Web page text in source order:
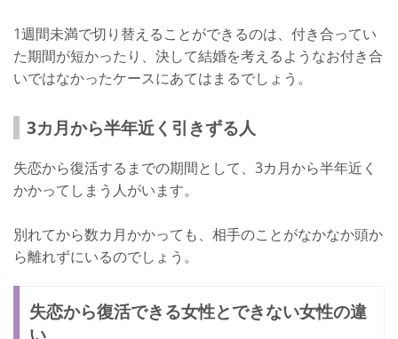
1週間未満で切り替えることができるのは、付き合ってい
た期間が短かったり、決して結婚を考えるようなお付き合
いではなかったケースにあてはまるでしょう。
3カ月から半年近く引きずる人
失恋から復活するまでの期間として、3カ月から半年近く
かかってしまう人がいます。
別れてから数カ月かかっても、相手のことがなかなか頭か
ら離れずにいるのでしょう。
失恋から復活できる女性とできない女性の違
い